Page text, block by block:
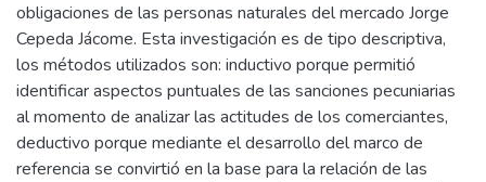
obligaciones de las personas naturales del mercado Jorge
Cepeda Jácome. Esta investigación es de tipo descriptiva,
los métodos utilizados son: inductivo porque permitió
identificar aspectos puntuales de las sanciones pecuniarias
al momento de analizar las actitudes de los comerciantes,
deductivo porque mediante el desarrollo del marco de
referencia se convirtió en la base para la relación de las